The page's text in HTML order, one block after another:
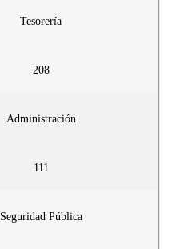
Tesorería
208
Administración
111
Seguridad Pública